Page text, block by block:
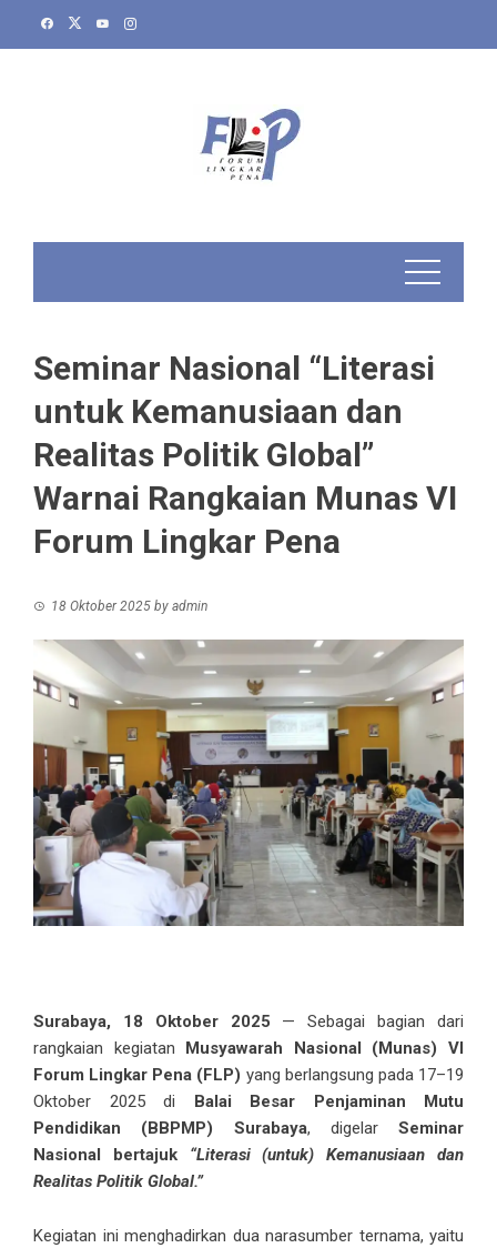
Seminar Nasional “Literasi
untuk Kemanusiaan dan
Realitas Politik Global”
Warnai Rangkaian Munas VI
Forum Lingkar Pena
18 Oktober 2025 by admin
Surabaya, 18 Oktober 2025 — Sebagai bagian dari
rangkaian kegiatan
Musyawarah Nasional (Munas) VI
Forum Lingkar Pena (FLP) yang berlangsung pada 17–19
Oktober 2025 di
Balai Besar Penjaminan Mutu
Pendidikan (BBPMP) Surabaya, digelar Seminar
Nasional bertajuk “Literasi (untuk) Kemanusiaan dan
Realitas Politik Global.”
Kegiatan ini menghadirkan dua narasumber ternama, yaitu